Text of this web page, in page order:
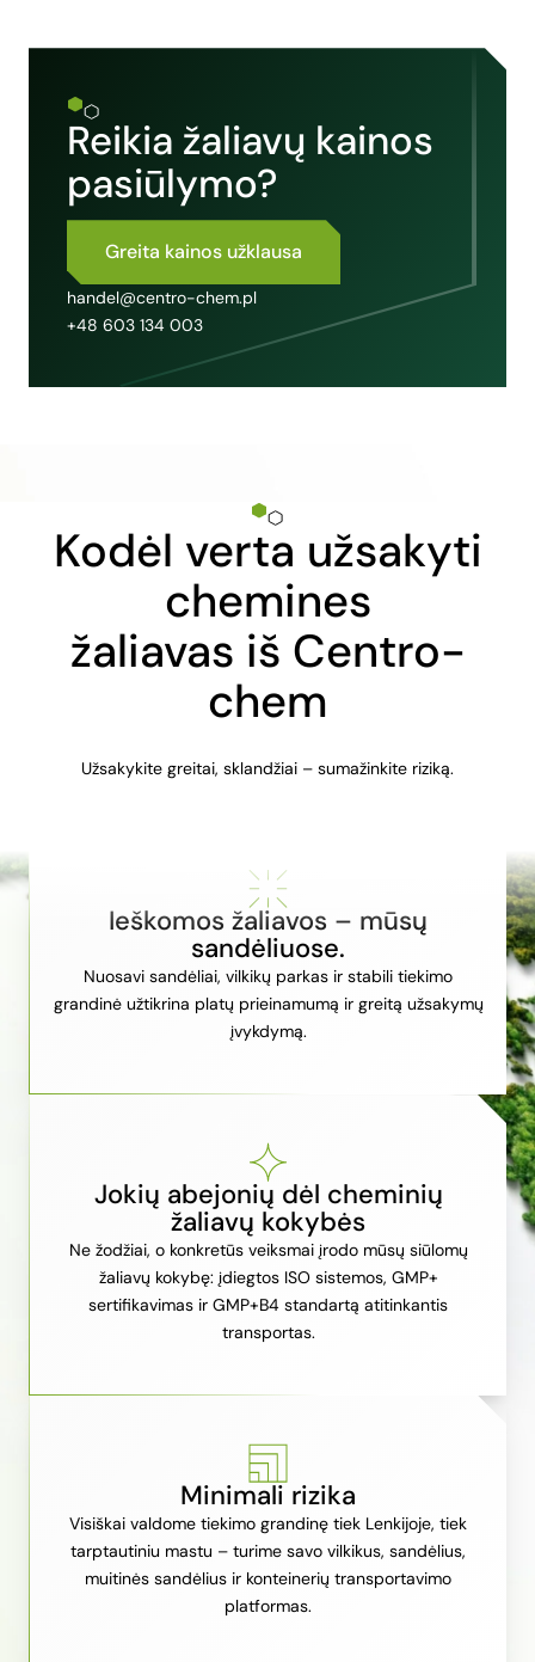
Reikia žaliavų kainos
pasiūlymo?
Greita kainos užklausa
handel@centro-chem.pl
+48 603 134 003
Kodėl verta užsakyti
chemines
žaliavas iš Centro-
chem
Užsakykite greitai, sklandžiai – sumažinkite riziką.
Ieškomos žaliavos – mūsų
sandėliuose.
Nuosavi sandėliai, vilkikų parkas ir stabili tiekimo
grandinė užtikrina platų prieinamumą ir greitą užsakymų
įvykdymą.
Jokių abejonių dėl cheminių
žaliavų kokybės
Ne žodžiai, o konkretūs veiksmai įrodo mūsų siūlomų
žaliavų kokybę: įdiegtos ISO sistemos, GMP+
sertifikavimas ir GMP+B4 standartą atitinkantis
transportas.
Minimali rizika
Visiškai valdome tiekimo grandinę tiek Lenkijoje, tiek
tarptautiniu mastu – turime savo vilkikus, sandėlius,
muitinės sandėlius ir konteinerių transportavimo
platformas.